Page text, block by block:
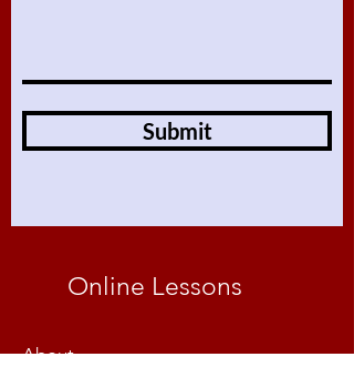
Submit
Online Lessons
About